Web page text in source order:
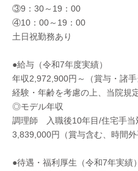
③9：30～19：00
④10：00～19：00
土日祝勤務あり
●給与（令和7年度実績）
年収2,972,900円～（賞与・諸
経験・年齢を考慮の上、当院規
◎モデル年収
調理師 入職後10年目/住宅手当
3,839,000円（賞与含む、時間外
●待遇・福利厚生（令和7年実績）